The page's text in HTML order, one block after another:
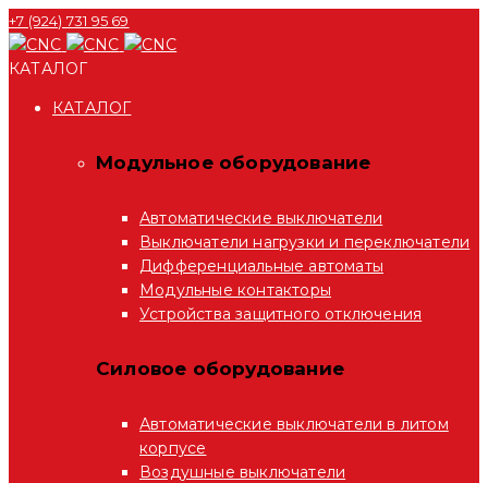
+7 (924) 731 95 69
КАТАЛОГ
КАТАЛОГ
Модульное оборудование
Автоматические выключатели
Выключатели нагрузки и переключатели
Дифференциальные автоматы
Модульные контакторы
Устройства защитного отключения
Силовое оборудование
Автоматические выключатели в литом
корпусе
Воздушные выключатели